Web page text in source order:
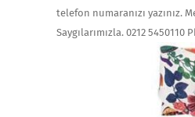
telefon numaranızı
Saygılarımızla. 0212 5450110